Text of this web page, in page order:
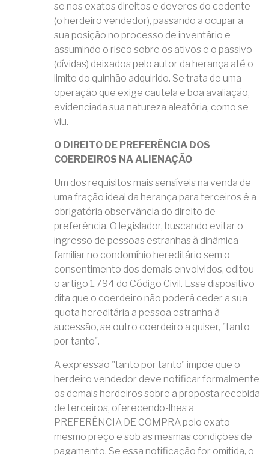
se nos exatos direitos e deveres do cedente
(o herdeiro vendedor), passando a ocupar a
sua posição no processo de inventário e
assumindo o risco sobre os ativos e o passivo
(dívidas) deixados pelo autor da herança até o
limite do quinhão adquirido. Se trata de uma
operação que exige cautela e boa avaliação,
evidenciada sua natureza aleatória, como se
viu.
O DIREITO DE PREFERÊNCIA DOS
COERDEIROS NA ALIENAÇÃO
Um dos requisitos mais sensíveis na venda de
uma fração ideal da herança para terceiros é a
obrigatória observância do direito de
preferência. O legislador, buscando evitar o
ingresso de pessoas estranhas à dinâmica
familiar no condomínio hereditário sem o
consentimento dos demais envolvidos, editou
o artigo 1.794 do Código Civil. Esse dispositivo
dita que o coerdeiro não poderá ceder a sua
quota hereditária a pessoa estranha à
sucessão, se outro coerdeiro a quiser, "tanto
por tanto".
A expressão "tanto por tanto" impõe que o
herdeiro vendedor deve notificar formalmente
os demais herdeiros sobre a proposta recebida
de terceiros, oferecendo-lhes a
PREFERÊNCIA DE COMPRA pelo exato
mesmo preço e sob as mesmas condições de
pagamento. Se essa notificação for omitida, o